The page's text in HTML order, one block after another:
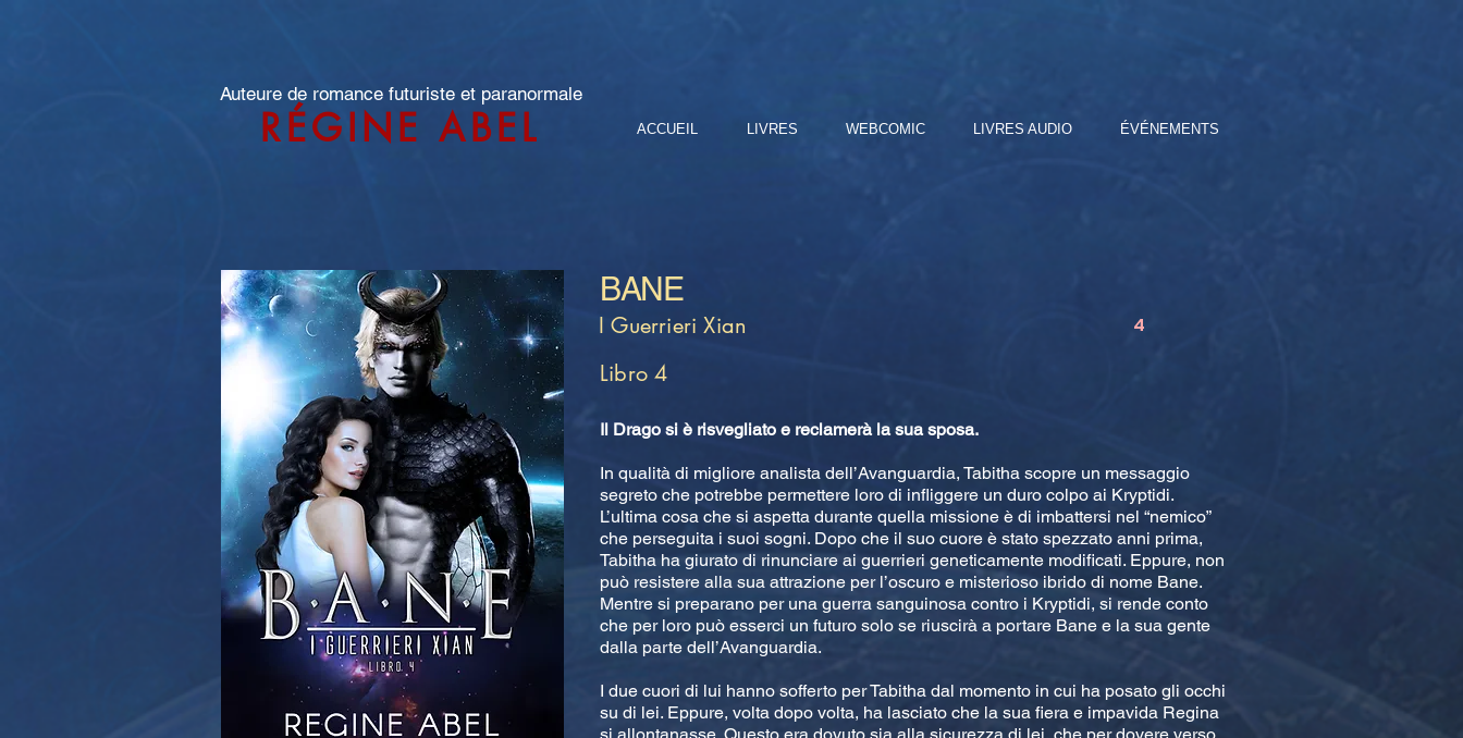
Auteure de romance futuriste et paranormale
RÉGINE ABEL ACCUEIL LIVRES WEBCOMIC LIVRES AUDIO ÉVÉNEMENTS
BANE
I Guerrieri Xian 4
Libro 4
Il Drago si è risvegliato e reclamerà la sua sposa.
In qualità di migliore analista dell’Avanguardia, Tabitha scopre un messaggio
segreto che potrebbe permettere loro di infliggere un duro colpo ai Kryptidi.
L’ultima cosa che si aspetta durante quella missione è di imbattersi nel “nemico”
che perseguita i suoi sogni. Dopo che il suo cuore è stato spezzato anni prima,
Tabitha ha giurato di rinunciare ai guerrieri geneticamente modificati. Eppure, non
può resistere alla sua attrazione per l’oscuro e misterioso ibrido di nome Bane.
Mentre si preparano per una guerra sanguinosa contro i Kryptidi, si rende conto
che per loro può esserci un futuro solo se riuscirà a portare Bane e la sua gente
dalla parte dell’Avanguardia.
I due cuori di lui hanno sofferto per Tabitha dal momento in cui ha posato gli occhi
su di lei. Eppure, volta dopo volta, ha lasciato che la sua fiera e impavida Regina